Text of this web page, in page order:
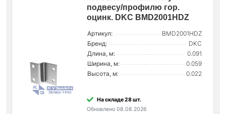
подвесу/профилю гор.
оцинк. DKC BMD2001HDZ
Артикул:
BMD2001HDZ
Бренд:
DKC
Длина, м:
0.091
Ширина, м:
0.059
Высота, м:
0.022
На складе 28 шт.
Обновлено 08.08.2026